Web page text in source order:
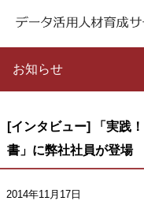
お知らせ
[インタビュー] 「実践
書」に弊社社員が登場
2014年11月17日